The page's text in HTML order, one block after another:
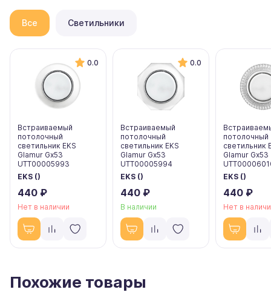
Все Светильники
0.0
Встраиваемый
потолочный
светильник EKS
Glamur Gx53
UTT00005993
EKS ()
440 ₽
Нет в наличии
0.0
Встраиваемый
потолочный
светильник EKS
Glamur Gx53
UTT00005994
EKS ()
440 ₽
В наличии
потолочный
светильник
Glamur Gx53
EKS ()
440 ₽
Нет в
Похожие товары